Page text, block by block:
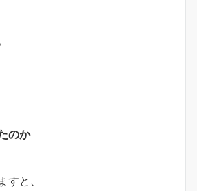
のか
すと、